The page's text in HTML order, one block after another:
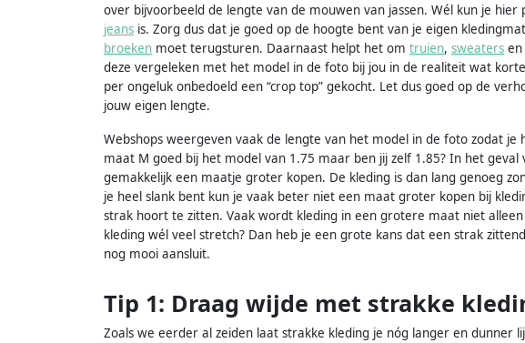
over bijvoorbeeld de lengte van de mouwen van jassen. Wél kun je hier
jeans is. Zorg dus dat je goed op de hoogte bent van je eigen
broeken moet terugsturen. Daarnaast helpt het om truien, sweaters en
deze vergeleken met het model in de foto bij jou in de realiteit wat
per ongeluk onbedoeld een “crop top” gekocht. Let dus goed op de
jouw eigen lengte.
Webshops weergeven vaak de lengte van het model in de foto zodat je
maat M goed bij het model van 1.75 maar ben jij zelf 1.85? In het geval
gemakkelijk een maatje groter kopen. De kleding is dan lang genoeg
je heel slank bent kun je vaak beter niet een maat groter kopen bij
strak hoort te zitten. Vaak wordt kleding in een grotere maat niet
kleding wél veel stretch? Dan heb je een grote kans dat een strak
nog mooi aansluit.
Tip 1: Draag wijde met strakke
Zoals we eerder al zeiden laat strakke kleding je nóg langer en dunner